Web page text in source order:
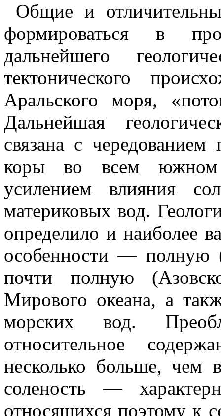
Общие и
формироваться в
дальнейшего
тектонического
Аральского моря,
Дальнейшая
связана с
коры во всем южном
усилением влияния
материковых вод.
определило и наиболее
особенности — полную
почти полную
Мирового океана, а
морских вод.
относительное
несколько больше, чем
соленость —
относящихся поэтому к